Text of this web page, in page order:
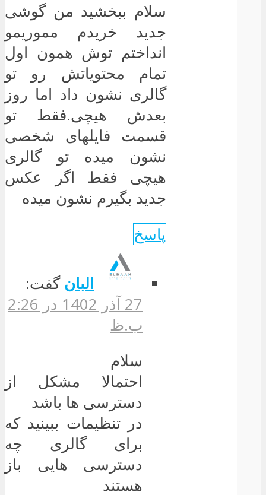
سلام ببخشید من گوشی
جدید خریدم مموریمو
انداختم توش همون اول
تمام محتویاتش رو تو
گالری نشون داد اما روز
بعدش هیچی.فقط تو
قسمت فایلهای شخصی
نشون میده تو گالری
هیچی فقط اگر عکس
جدید بگیرم نشون میده
پاسخ
البان گفت:
27 آذر 1402 در 2:26
ب.ظ
سلام
احتمالا مشکل از
دسترسی ها باشد
در تنظیمات ببینید که
برای گالری چه
دسترسی هایی باز
هستند